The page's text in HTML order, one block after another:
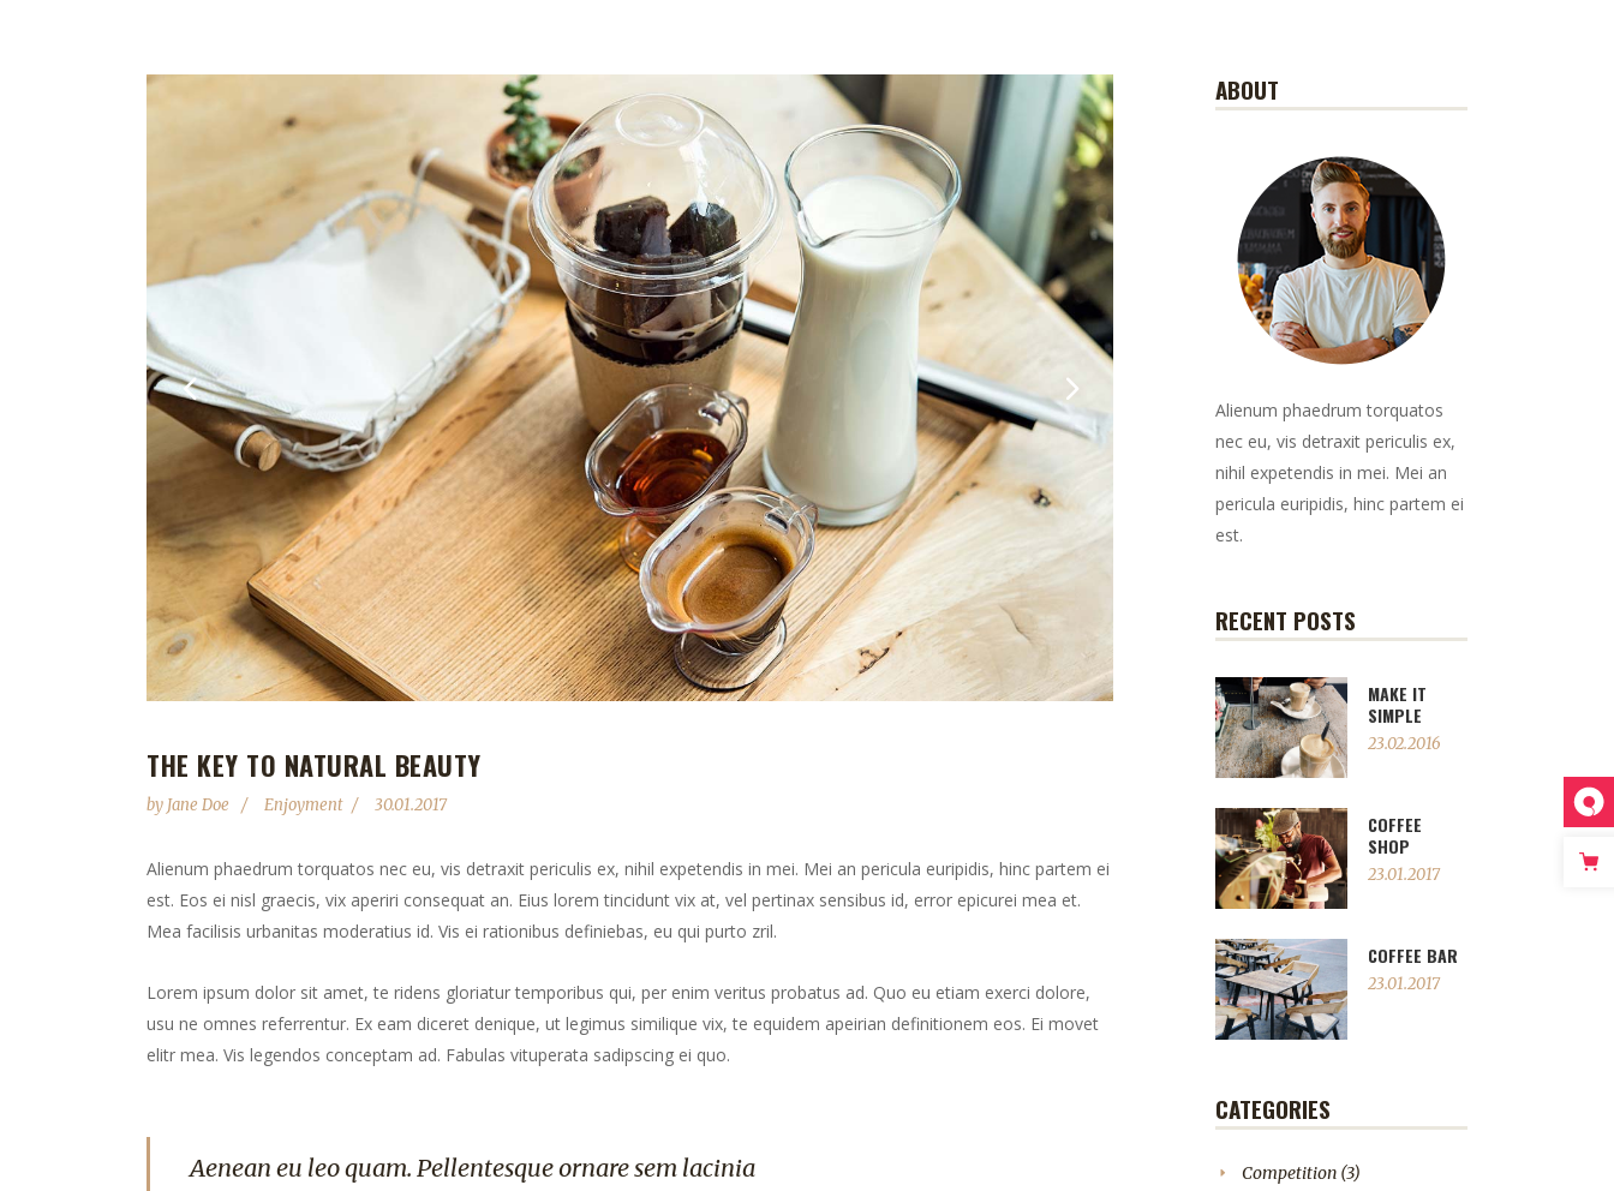
THE KEY TO NATURAL BEAUTY
by Jane Doe Enjoyment 30.01.2017
Alienum phaedrum torquatos nec eu, vis detraxit periculis ex, nihil expetendis in mei. Mei an pericula euripidis, hinc partem ei
est. Eos ei nisl graecis, vix aperiri consequat an. Eius lorem tincidunt vix at, vel pertinax sensibus id, error epicurei mea et.
Mea facilisis urbanitas moderatius id. Vis ei rationibus definiebas, eu qui purto zril.
Lorem ipsum dolor sit amet, te ridens gloriatur temporibus qui, per enim veritus probatus ad. Quo eu etiam exerci dolore,
usu ne omnes referrentur. Ex eam diceret denique, ut legimus similique vix, te equidem apeirian definitionem eos. Ei movet
elitr mea. Vis legendos conceptam ad. Fabulas vituperata sadipscing ei quo.
Aenean eu leo quam. Pellentesque ornare sem lacinia
ABOUT
Alienum phaedrum torquatos
nec eu, vis detraxit periculis ex,
nihil expetendis in mei. Mei an
pericula euripidis, hinc partem ei
est.
RECENT POSTS
MAKE IT
SIMPLE
23.02.2016
COFFEE
SHOP
23.01.2017
COFFEE BAR
23.01.2017
CATEGORIES
Competition (3)